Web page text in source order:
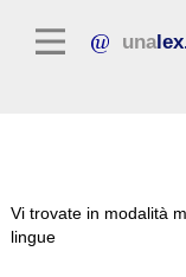
una
Vi trovate in modalità
lingue